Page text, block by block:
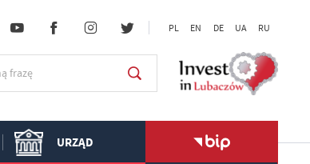
PL EN DE UA RU
URZĄD